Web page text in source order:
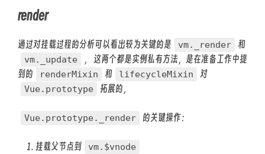
render
通过对挂载过程的分析可以看出较为关键的是 vm._render 和
vm._update
， 这两个都是实例私有方法，是在准备工作中提
到的
renderMixin 和 lifecycleMixin 对
Vue.prototype 拓展的，
Vue.prototype._render 的关键操作：
挂载父节点到 vm.$vnode